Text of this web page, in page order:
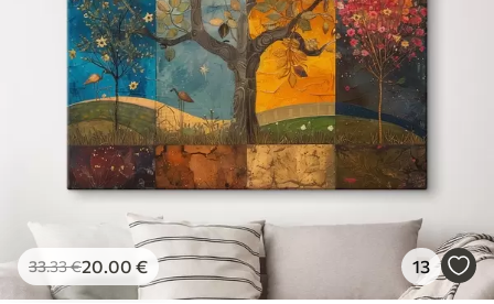
33.33€20.00 € 13